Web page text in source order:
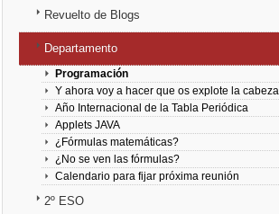
3º ESO
4º ESO
1º Bach.
Física
Química
Revuelto de Blogs
Departamento
Programación
Y ahora voy a hacer que os explote la cabeza
Año Internacional de la Tabla Periódica
Applets JAVA
¿Fórmulas matemáticas?
¿No se ven las fórmulas?
Calendario para fijar próxima reunión
2º ESO